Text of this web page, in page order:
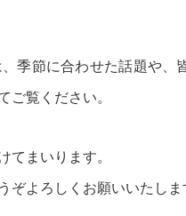
季節に合わせた話題や、
ご覧ください。
てまいります。
よろしくお願いいたしま